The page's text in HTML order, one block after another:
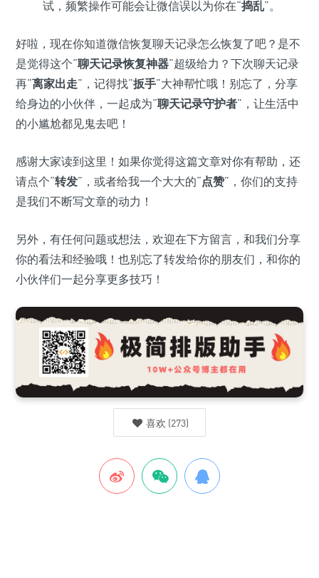
试，频繁操作可能会让微信误以为你在“捣乱”。
好啦，现在你知道微信恢复聊天记录怎么恢复了吧？是不
是觉得这个“聊天记录恢复神器”超级给力？下次聊天记录
再“离家出走”，记得找“扳手”大神帮忙哦！别忘了，分享
给身边的小伙伴，一起成为“聊天记录守护者”，让生活中
的小尴尬都见鬼去吧！
感谢大家读到这里！如果你觉得这篇文章对你有帮助，还
请点个“转发”，或者给我一个大大的“点赞”，你们的支持
是我们不断写文章的动力！
另外，有任何问题或想法，欢迎在下方留言，和我们分享
你的看法和经验哦！也别忘了转发给你的朋友们，和你的
小伙伴们一起分享更多技巧！
喜欢 (273)